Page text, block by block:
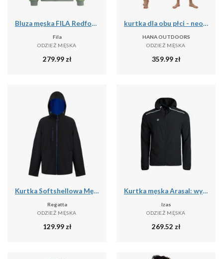
Bluza męska FILA Redford AOP Hoody
Fila
ODZIEŻ MĘSKA
279.99 zł
kurtka dla obu płci - neopren 2-2mm
HANA OUTDOORS
ODZIEŻ MĘSKA
359.99 zł
Kurtka Softshellowa Męska 2 Warstwy
Regatta
ODZIEŻ MĘSKA
129.99 zł
Kurtka męska Arasal: wydajność i wygoda dla biegaczy i miłośników trekkingu w ka
Izas
ODZIEŻ MĘSKA
269.52 zł